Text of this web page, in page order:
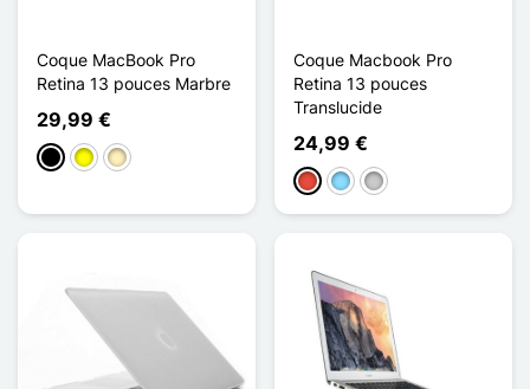
Coque MacBook Pro
Retina 13 pouces Marbre
29,99 €
MustaKeltainen
Doré
Coque Macbook Pro
Retina 13 pouces
Translucide
24,99 €
Punainen
Bleu ClairTransparent